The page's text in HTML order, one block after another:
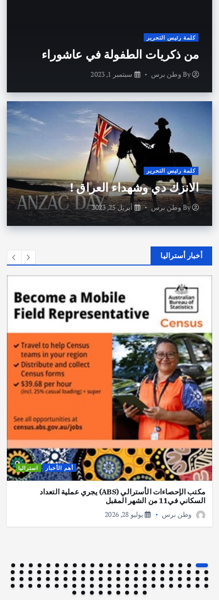
كلمة رئيس التحرير
من ذكريات الطفولة في عاشوراء
By وطن برس سبتمبر 1, 2023
كلمة رئيس التحرير
الانزك دي وشهداء العراق !
By وطن برس أبريل 25, 2023
أخبار أستراليا
أهم الأخبار استراليا
مكتب الإحصاءات الأسترالي (ABS) يجري عملية التعداد
السكاني في11 من الشهر المقبل
وطن برس
يوليو 28, 2026